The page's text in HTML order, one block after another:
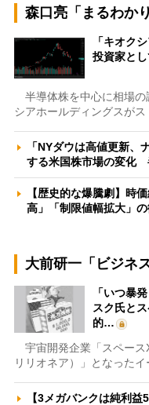
森口亮「まるわか
「キオク
投資家と
半導体株を中心に相場の
シアホールディングスが
「NYダウは高値更新
する米国株市場の変化
【歴史的な爆騰劇】時
高」「制限値幅拡大」
大前研一「ビジネ
「いつ暴
スク氏と
的…
宇宙開発企業「スペース
リリオネア）」となった
【3メガバンクは純利